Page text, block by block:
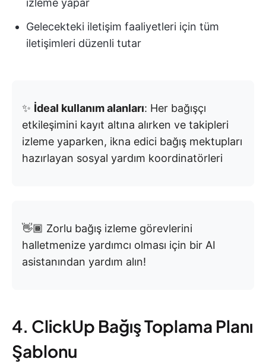
izleme yapar
Gelecekteki iletişim faaliyetleri için tüm
iletişimleri düzenli tutar
✨ İdeal kullanım alanları: Her bağışçı
etkileşimini kayıt altına alırken ve takipleri
izleme yaparken, ikna edici bağış mektupları
hazırlayan sosyal yardım koordinatörleri
👋🏾 Zorlu bağış izleme görevlerini
halletmenize yardımcı olması için bir AI
asistanından yardım alın!
4. ClickUp Bağış Toplama Planı
Şablonu